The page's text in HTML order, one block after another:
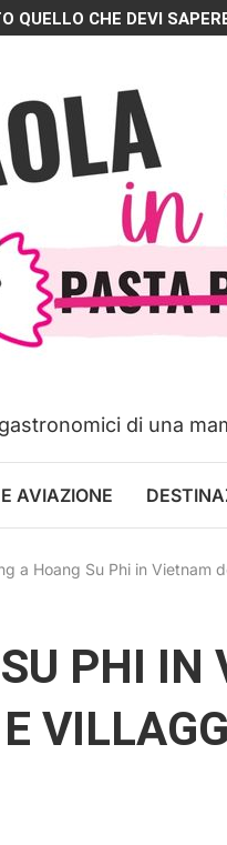
QUELLO CHE DEVI
di una
AVIAZIONE
a Hoang Su Phi in Vietnam
PHI